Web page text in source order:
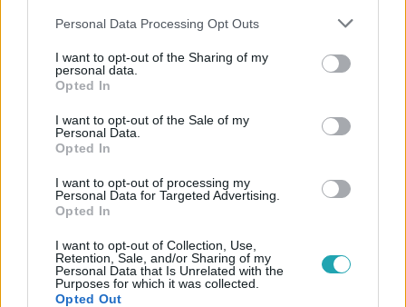
Please note that this website/app uses one or more Google
not limited to your visit or usage behaviour. You may click to
grant or deny consent to Google and its third-party tags to
use your data for below specified purposes in below Google
consent section.
Personal Data Processing Opt Outs
I want to opt-out of the Sharing of my
personal data.
Opted In
I want to opt-out of the Sale of my
Personal Data.
Opted In
I want to opt-out of processing my
Personal Data for Targeted Advertising.
Opted In
I want to opt-out of Collection, Use,
Retention, Sale, and/or Sharing of my
Personal Data that Is Unrelated with the
Purposes for which it was collected.
Opted Out
Népszerű
2:30